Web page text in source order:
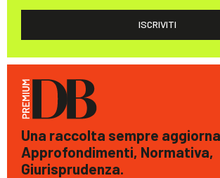
ISCRIVITI
Una raccolta sempre
Approfondimenti, Normativa,
Giurisprudenza.